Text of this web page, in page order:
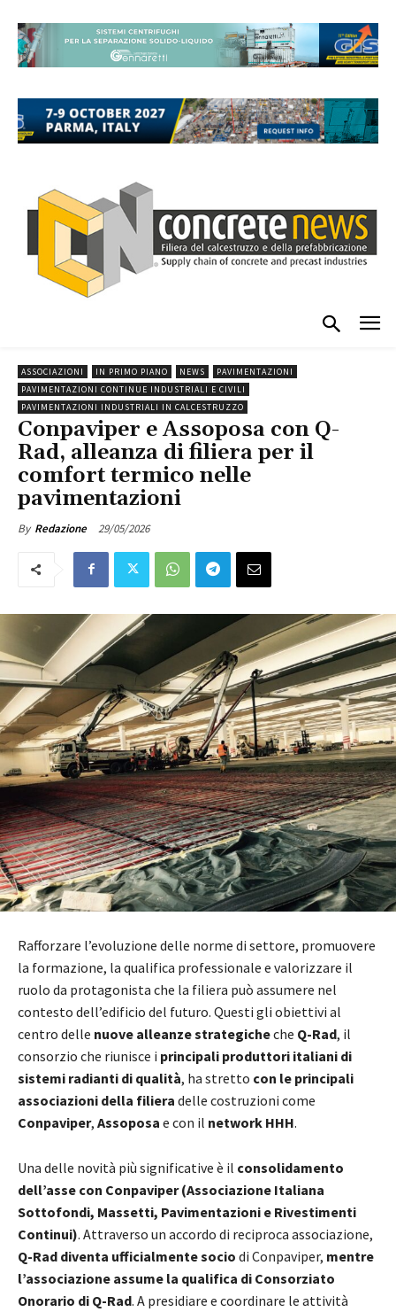
ASSOCIAZIONI IN PRIMO PIANO NEWS
PAVIMENTAZIONI
PAVIMENTAZIONI CONTINUE INDUSTRIALI E CIVILI
PAVIMENTAZIONI INDUSTRIALI IN CALCESTRUZZO
Conpaviper e Assoposa con Q-
Rad, alleanza di filiera per il
comfort termico nelle
pavimentazioni
By Redazione 29/05/2026
Rafforzare l’evoluzione delle norme di settore, promuovere
la formazione, la qualifica professionale e valorizzare il
ruolo da protagonista che la filiera può assumere nel
contesto dell’edificio del futuro. Questi gli obiettivi al
centro delle nuove alleanze strategicheche Q-Rad, il
consorzio che riunisce i principali produttori italiani di
sistemi radianti di qualità, ha stretto con le principali
associazioni della filiera delle costruzioni come
Conpaviper, Assoposa e con il network HHH.
Una delle novità più significative è il consolidamento
dell’asse con Conpaviper (Associazione Italiana
Sottofondi, Massetti, Pavimentazioni e Rivestimenti
Continui). Attraverso un accordo di reciproca associazione,
Q-Rad diventa ufficialmente socio di Conpaviper, mentre
l’associazione assume la qualifica di Consorziato
Onorario di Q-Rad. A presidiare e coordinare le attività